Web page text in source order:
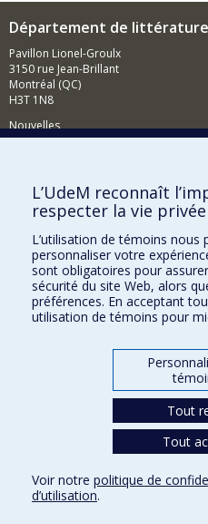
Département de
Pavillon Lionel-Groulx
3150 rue Jean-Brillant
Montréal (QC)
H3T 1N8
Nouvelles
Comment soutenir le
BESOIN D'AIDE?
Plan du site
Signaler une erreur
Accessibilité
FACULTÉ DES ARTS ET DES
Nos départements et écoles
Conditions d’utilisation
L’UdeM reconnaît
respecter la vie privée
L’utilisation de témoins nous
personnaliser votre
sont obligatoires pour
sécurité du site Web, alors
préférences. En acceptant
utilisation de témoins pour
Tout
Tout
Voir notre politique de
d’utilisation.